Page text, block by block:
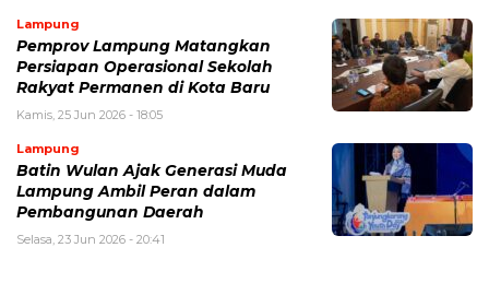
Lampung
Pemprov Lampung Matangkan
Persiapan Operasional Sekolah
Rakyat Permanen di Kota Baru
Kamis, 25 Jun 2026 - 18:05
Lampung
Batin Wulan Ajak Generasi Muda
Lampung Ambil Peran dalam
Pembangunan Daerah
Selasa, 23 Jun 2026 - 20:41